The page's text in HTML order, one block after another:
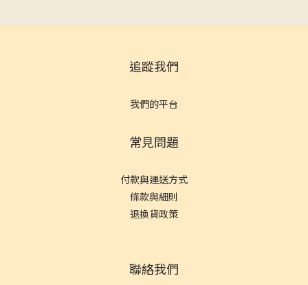
追蹤我們
我們的平台
常見問題
付款與運送方式
條款與細則
退換貨政策
聯絡我們